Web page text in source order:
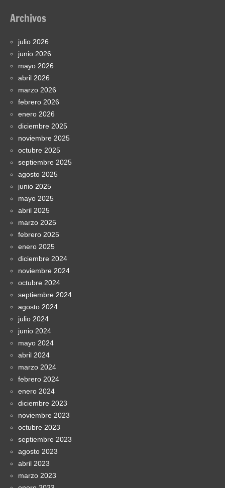
Archivos
julio 2026
junio 2026
mayo 2026
abril 2026
marzo 2026
febrero 2026
enero 2026
diciembre 2025
noviembre 2025
octubre 2025
septiembre 2025
agosto 2025
junio 2025
mayo 2025
abril 2025
marzo 2025
febrero 2025
enero 2025
diciembre 2024
noviembre 2024
octubre 2024
septiembre 2024
agosto 2024
julio 2024
junio 2024
mayo 2024
abril 2024
marzo 2024
febrero 2024
enero 2024
diciembre 2023
noviembre 2023
octubre 2023
septiembre 2023
agosto 2023
abril 2023
marzo 2023